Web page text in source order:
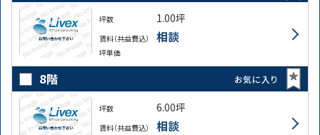
坪数 1.00坪
賃料（共益費込） 相談
坪単価
8階 お気に入り
坪数 6.00坪
賃料（共益費込） 相談